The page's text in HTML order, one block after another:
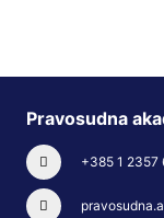
Pravosudna
+385 1 2357